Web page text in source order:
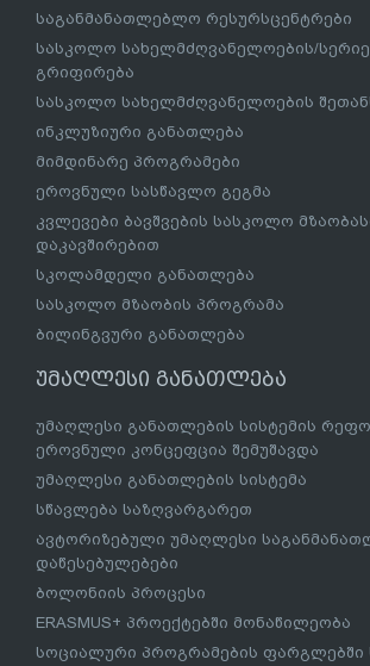
საგანმანათლებლო რესურსცენტრები
სასკოლო სახელმძღვანელოების/
გრიფირება
სასკოლო სახელმძღვანელოების
ინკლუზიური განათლება
მიმდინარე პროგრამები
ეროვნული სასწავლო გეგმა
კვლევები ბავშვების სასკოლო
დაკავშირებით
სკოლამდელი განათლება
სასკოლო მზაობის პროგრამა
ბილინგვური განათლება
უმაღლესი განათლება
უმაღლესი განათლების სისტემის
ეროვნული კონცეფცია შემუშავდა
უმაღლესი განათლების სისტემა
სწავლება საზღვარგარეთ
ავტორიზებული უმაღლესი
დაწესებულებები
ბოლონიის პროცესი
ERASMUS+ პროექტებში მონაწილეობა
სოციალური პროგრამების ფარგლებში